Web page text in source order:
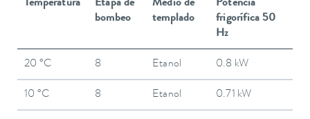
Temperatura
Etapa de
bombeo
Medio de
templado
Potencia
frigorífica 50
Hz
20 °C 8 Etanol 0.8 kW
10 °C 8 Etanol 0.71 kW